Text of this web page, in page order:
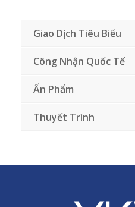
Giao Dịch Tiêu Biểu
Công Nhận Quốc Tế
Ấn Phẩm
Thuyết Trình